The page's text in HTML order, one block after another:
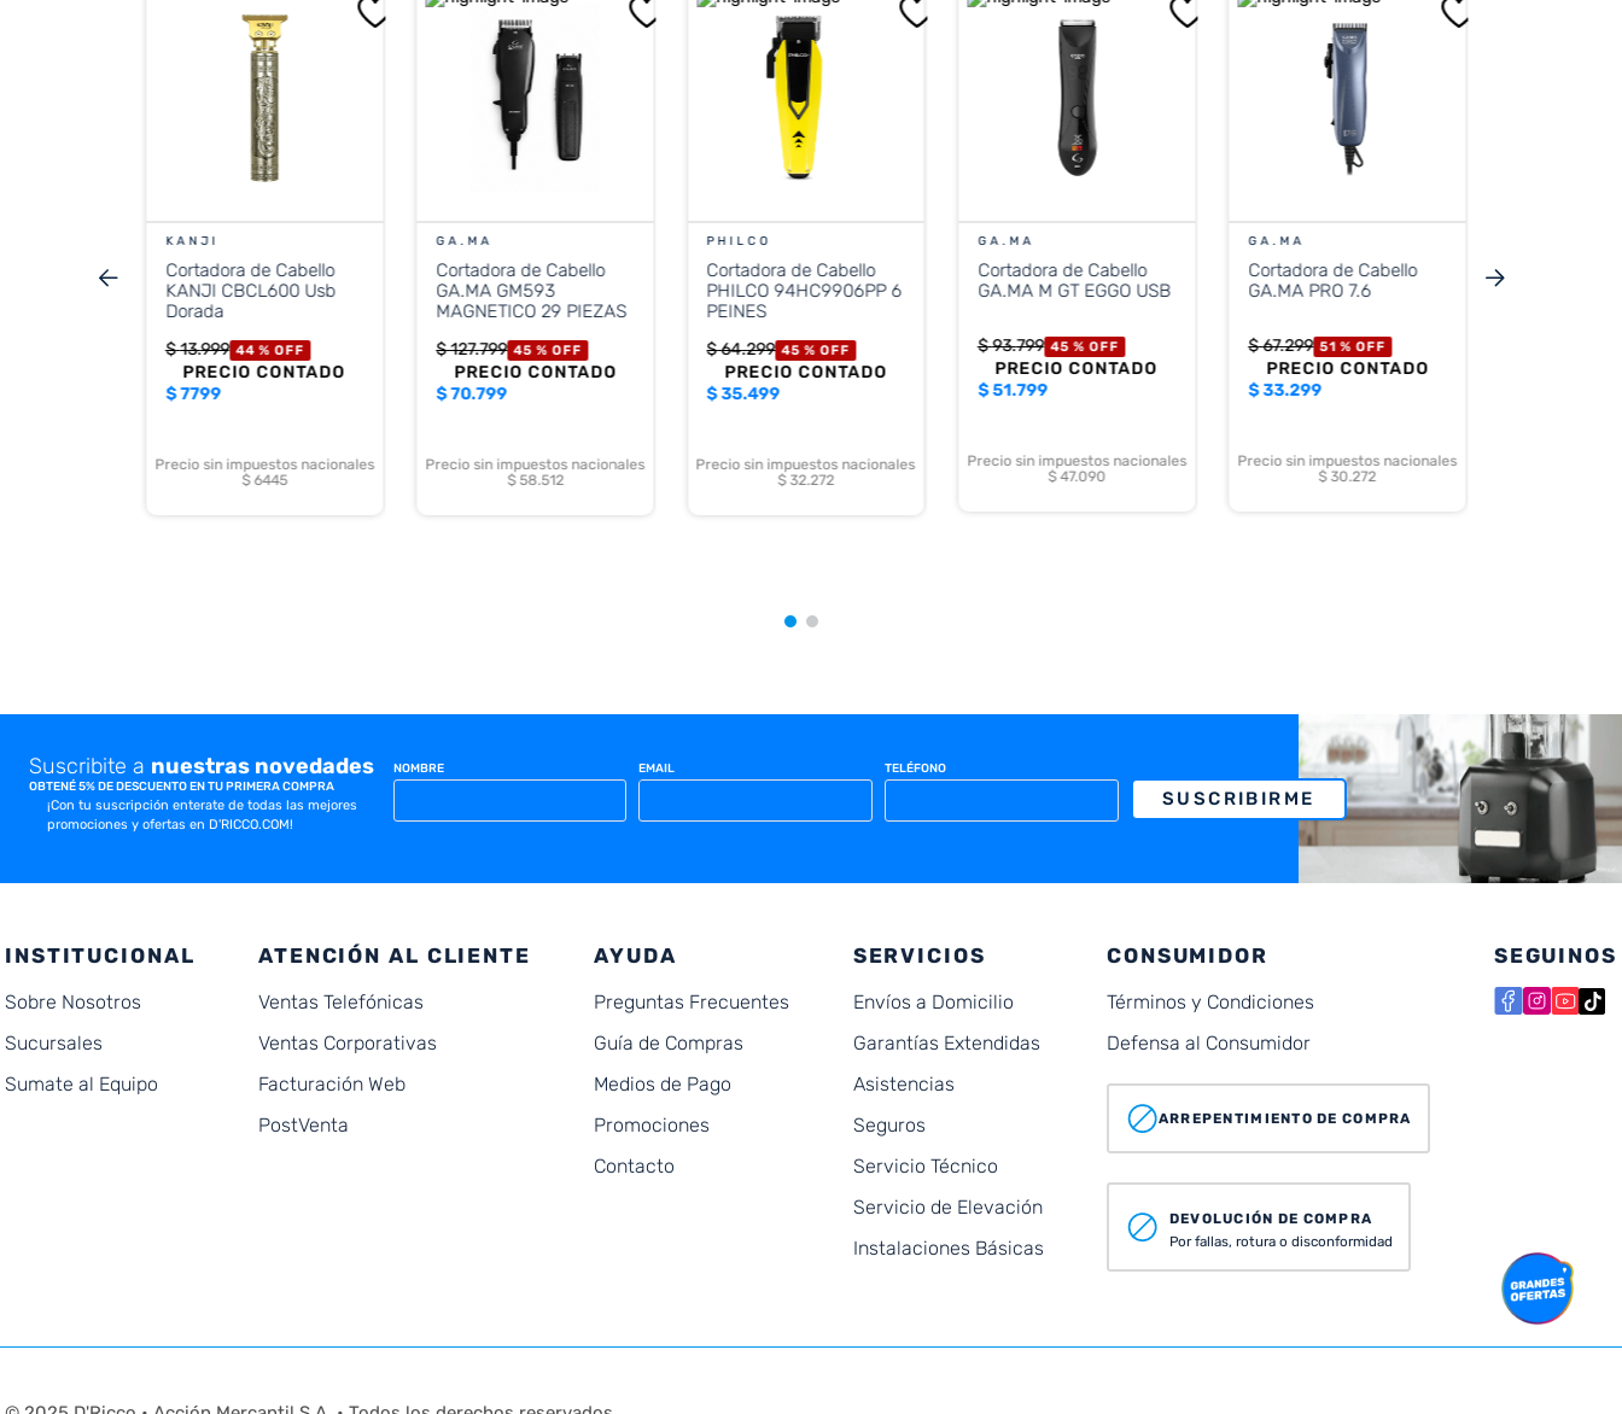
nacionales
KANJI
Cortadora de Cabello
KANJI CBCL600 Usb
Dorada
$13.999 44 %OFF
PRECIO CONTADO
$7799
Precio sin impuestos nacionales
$ 6445
GA.MA
Cortadora de Cabello
GA.MA GM593
MAGNETICO 29 PIEZAS
$127.799 45 % OFF
PRECIO CONTADO
$70.799
Precio sin impuestos nacionales
$ 58.512
PHILCO
Cortadora de Cabello
PHILCO 94HC9906PP 6
PEINES
$64.299 45 % OFF
PRECIO CONTADO
$35.499
Precio sin impuestos nacionales
$ 32.272
GA.MA
Cortadora de Cabello
GA.MA M GT EGGO USB
$93.799 45 %OFF
PRECIO CONTADO
$51.799
Precio sin impuestos nacionales
$ 47.090
GA.MA
Cortadora de Cabello
GA.MA PRO 7.6
$67.299 51 % OFF
PRECIO CONTADO
$33.299
Precio sin impuestos nacionales
$ 30.272
Suscribite a nuestras novedades
OBTENÉ 5% DE DESCUENTO EN TU PRIMERA COMPRA
¡Con tu suscripción enterate de todas las mejores
promociones y ofertas en D'RICCO.COM!
NOMBRE EMAIL TELÉFONO
SUSCRIBIRME
INSTITUCIONAL
Sobre Nosotros
Sucursales
Sumate al Equipo
ATENCIÓN AL CLIENTE
Ventas Telefónicas
Ventas Corporativas
Facturación Web
PostVenta
AYUDA
Preguntas Frecuentes
Guía de Compras
Medios de Pago
Promociones
Contacto
SERVICIOS
Envíos a Domicilio
Garantías Extendidas
Asistencias
Seguros
Servicio Técnico
Servicio de Elevación
Instalaciones Básicas
CONSUMIDOR
Términos y Condiciones
Defensa al Consumidor
ARREPENTIMIENTO DE COMPRA
DEVOLUCIÓN DE COMPRA
Por fallas, rotura o disconformidad
SEGUINOS